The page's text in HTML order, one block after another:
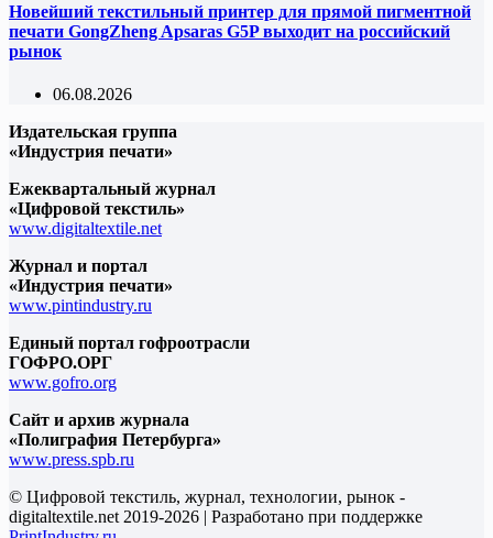
Новейший текстильный принтер для прямой пигментной
печати GongZheng Apsaras G5P выходит на российский
рынок
06.08.2026
Издательская группа
«Индустрия печати»
Ежеквартальный журнал
«Цифровой текстиль»
www.digitaltextile.net
Журнал и портал
«Индустрия печати»
www.pintindustry.ru
Единый портал гофроотрасли
ГОФРО.ОРГ
www.gofro.org
Сайт и архив журнала
«Полиграфия Петербурга»
www.press.spb.ru
© Цифровой текстиль, журнал, технологии, рынок -
digitaltextile.net 2019-2026 | Разработано при поддержке